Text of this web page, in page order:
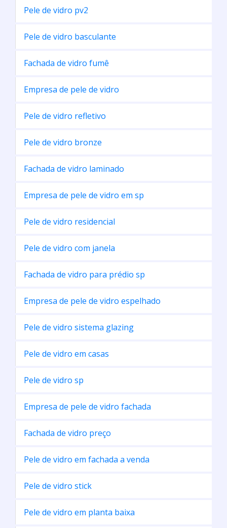
Pele de vidro pv2
Pele de vidro basculante
Fachada de vidro fumê
Empresa de pele de vidro
Pele de vidro refletivo
Pele de vidro bronze
Fachada de vidro laminado
Empresa de pele de vidro em sp
Pele de vidro residencial
Pele de vidro com janela
Fachada de vidro para prédio sp
Empresa de pele de vidro espelhado
Pele de vidro sistema glazing
Pele de vidro em casas
Pele de vidro sp
Empresa de pele de vidro fachada
Fachada de vidro preço
Pele de vidro em fachada a venda
Pele de vidro stick
Pele de vidro em planta baixa